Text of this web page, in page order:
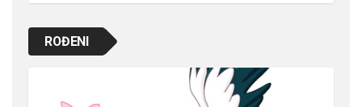
ROĐENI